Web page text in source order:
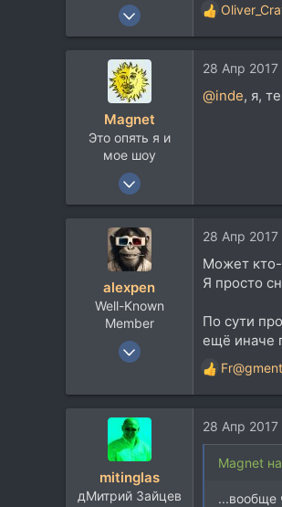
1 Авг 2011
Москва
Р
е
к
и
Magnet
Это опять я и
мое шоу
3 Июн 2007
4.264
28 Апр 2017
@inde, я,
alexpen
Well-Known
Member
25 Янв 2014
9.142
28 Апр 2017
Может
Я просто
По сути
ещё иначе
Р
е
к
ц
mitinglas
дМитрий Зайцев
28 Апр 2017
Magnet
...вообще